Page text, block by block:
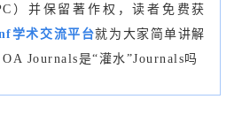
）并保留著作权，读者免费获
学术交流平台就为大家简单讲解
Journals是“灌水”Journals吗